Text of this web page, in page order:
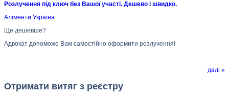
Розлучення під ключ без Вашої участі. Дешево і швидко.
Аліменти Україна
Ще дешевше?
Адвокат допоможе Вам самостійно оформити розлучення!
далі »
Отримати витяг з реєстру